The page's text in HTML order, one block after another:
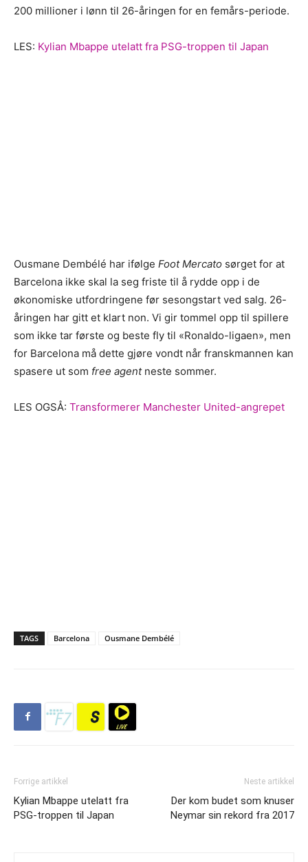
200 millioner i lønn til 26-åringen for en femårs-periode.
LES: Kylian Mbappe utelatt fra PSG-troppen til Japan
Ousmane Dembélé har ifølge Foot Mercato sørget for at
Barcelona ikke skal la seg friste til å rydde opp i de
økonomiske utfordringene før sesongstart ved salg. 26-
åringen har gitt et klart non. Vi gir tommel opp til spillere
som ikke tar første og beste fly til «Ronaldo-ligaen», men
for Barcelona må dette gjøre vondt når franskmannen kan
spasere ut som free agentneste sommer.
LES OGSÅ: Transformerer Manchester United-angrepet
TAGS Barcelona Ousmane Dembélé
Forrige artikkel
Kylian Mbappe utelatt fra
PSG-troppen til Japan
Neste artikkel
Der kom budet som knuser
Neymar sin rekord fra 2017